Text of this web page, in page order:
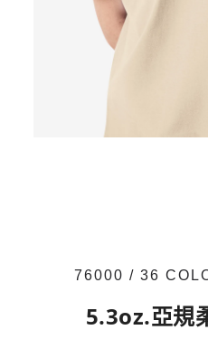
76000 / 36
5.3oz.亞規